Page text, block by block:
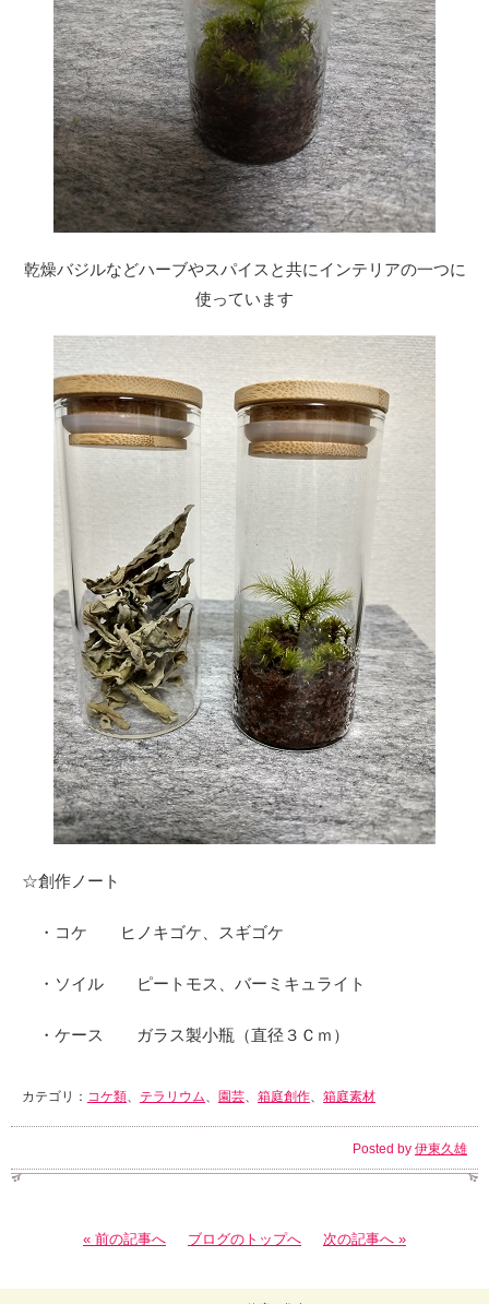
乾燥バジルなどハーブやスパイスと共にインテリアの一つに
使っています
☆創作ノート
・コケ ヒノキゴケ、スギゴケ
・ソイル ピートモス、バーミキュライト
・ケース ガラス製小瓶（直径３Ｃｍ）
カテゴリ： コケ類、 テラリウム、 園芸、 箱庭創作、 箱庭素材
Posted by 伊東久雄
« 前の記事へ ブログのトップへ 次の記事へ »